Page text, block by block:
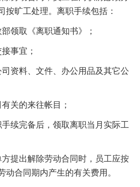
按旷工处理。离职手续包括：
部领取《离职通知书》；
事宜；
司资料、文件、办公用品及其它公
关的来往帐目；
手续完备后，领取离职当月实际工
提出解除劳动合同时，员工应按
动合同期内产生的有关费用。